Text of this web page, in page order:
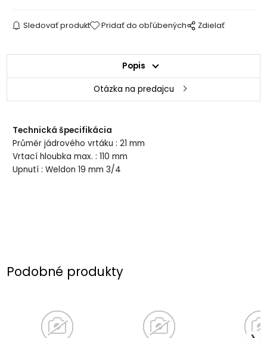
Sledovať produkt Pridať do obľúbených Zdielať
Popis
Otázka na predajcu
Technická špecifikácia
Průměr jádrového vrtáku : 21 mm
Vrtací hloubka max. : 110 mm
Upnutí : Weldon 19 mm 3/4
Podobné produkty